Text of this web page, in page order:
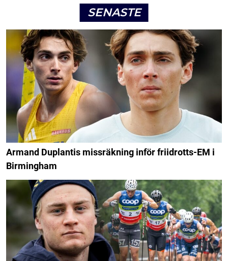
SENASTE
Armand Duplantis missräkning inför friidrotts-EM i
Birmingham